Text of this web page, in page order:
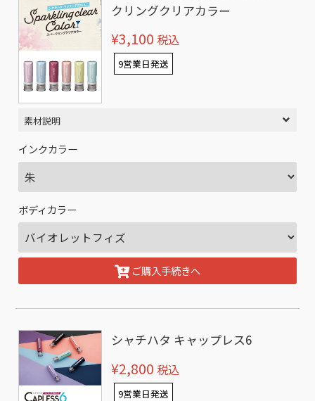
クリングクリアカラー
¥3,100 税込
9営業日発送
素材説明
インクカラー
ボディカラー
ご購入手続きへ
シャチハタ キャップレス6
¥2,800 税込
9営業日発送